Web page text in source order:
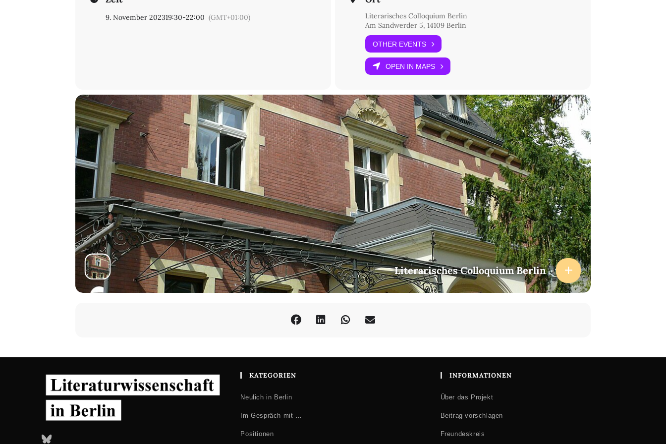
9. November 202319:30-22:00 (GMT+01:00)
Literarisches Colloquium Berlin
Am Sandwerder 5, 14109 Berlin
OTHER EVENTS
OPEN IN MAPS
Literarisches Colloquium Berlin
Bluesky
KATEGORIEN
Neulich in Berlin
Im Gespräch mit …
Positionen
INFORMATIONEN
Über das Projekt
Beitrag vorschlagen
Freundeskreis